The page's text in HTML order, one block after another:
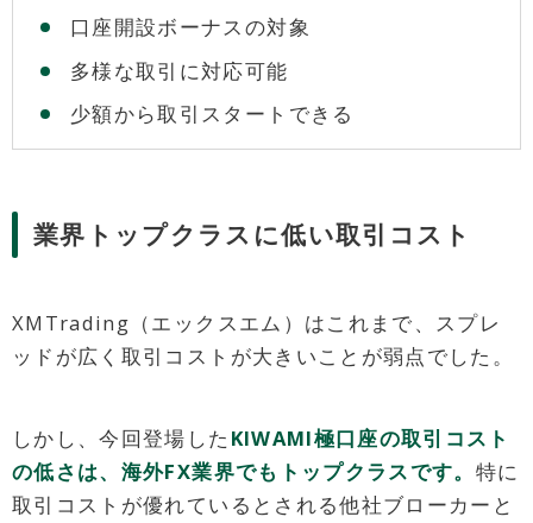
口座開設ボーナスの対象
多様な取引に対応可能
少額から取引スタートできる
業界トップクラスに低い取引コスト
XMTrading（エックスエム）はこれまで、スプレ
ッドが広く取引コストが大きいことが弱点でした。
しかし、今回登場した KIWAMI極口座の取引コスト
の低さは、海外FX業界でもトップクラスです。 特に
取引コストが優れているとされる他社ブローカーと